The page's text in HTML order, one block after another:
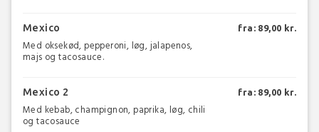
Mexico
Med oksekød, pepperoni, løg, jalapenos,
majs og tacosauce.
fra: 89,00 kr.
Mexico 2
Med kebab, champignon, paprika, løg, chili
og tacosauce
fra: 89,00 kr.